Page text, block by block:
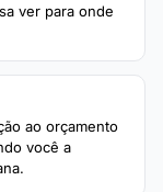
ver para onde
ao orçamento
você a